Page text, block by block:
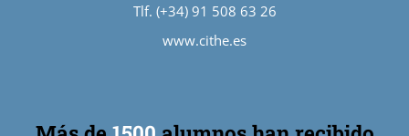
Tlf. (+34) 91 508 63 26
www.cithe.es